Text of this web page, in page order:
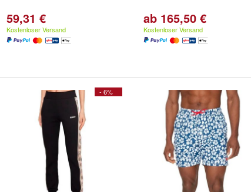
59,31 €
Kostenloser Versand
ab 165,50 €
Kostenloser Versand
- 6%